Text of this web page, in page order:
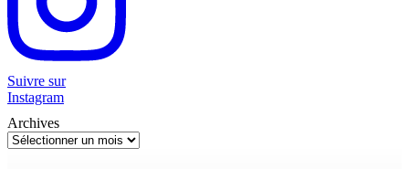
Suivre sur
Instagram
Archives